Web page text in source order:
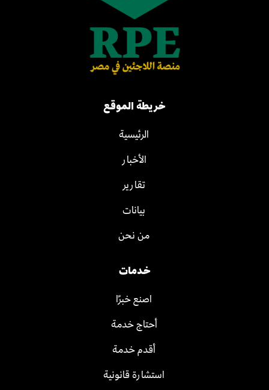
خريطة الموقع
الرئيسية
الأخبار
تقارير
بيانات
من نحن
خدمات
اصنع خبرًا
أحتاج خدمة
أقدم خدمة
استشارة قانونية